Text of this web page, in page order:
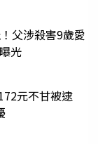
父涉殺害9歲愛
光
元不甘被逮